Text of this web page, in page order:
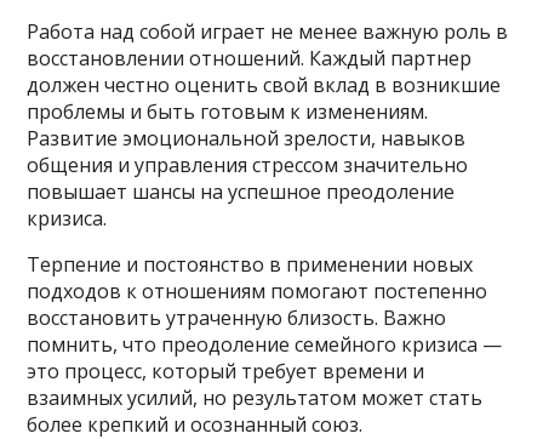
Работа над собой играет не менее важную роль в
восстановлении отношений. Каждый партнер
должен честно оценить свой вклад в возникшие
проблемы и быть готовым к изменениям.
Развитие эмоциональной зрелости, навыков
общения и управления стрессом значительно
повышает шансы на успешное преодоление
кризиса.
Терпение и постоянство в применении новых
подходов к отношениям помогают постепенно
восстановить утраченную близость. Важно
помнить, что преодоление семейного кризиса —
это процесс, который требует времени и
взаимных усилий, но результатом может стать
более крепкий и осознанный союз.